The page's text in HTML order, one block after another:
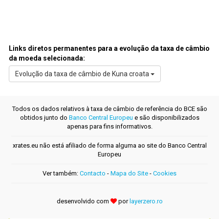
Links diretos permanentes para a evolução da taxa de câmbio
da moeda selecionada:
Evolução da taxa de câmbio de Kuna croata
Todos os dados relativos à taxa de câmbio de referência do BCE são
obtidos junto do Banco Central Europeu e são disponibilizados
apenas para fins informativos.
xrates.eu não está afiliado de forma alguma ao site do Banco Central
Europeu
Ver também: Contacto - Mapa do Site - Cookies
desenvolvido com por layerzero.ro